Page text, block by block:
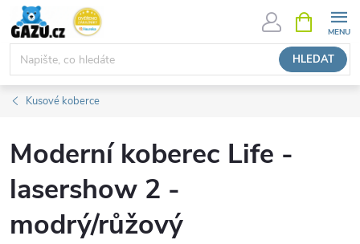
Přejít
obsah
HLEDAT
NÁKUPNÍ
KOŠÍK
Kusové koberce
Moderní koberec Life -
lasershow 2 -
modrý/růžový